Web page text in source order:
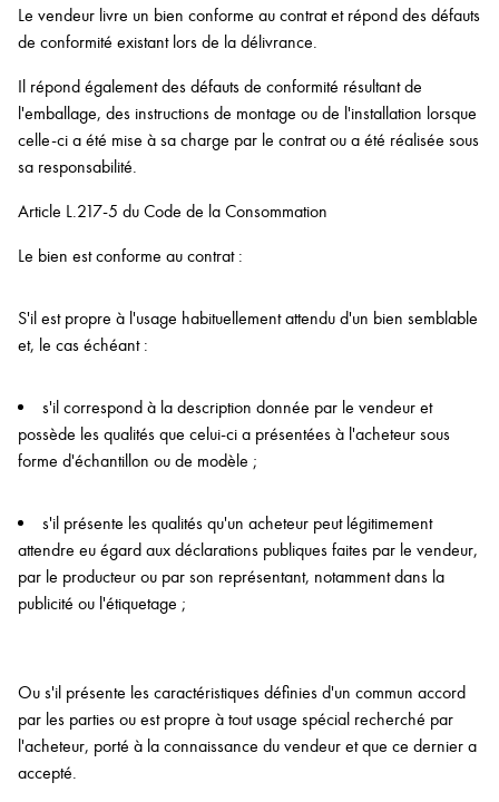
Le vendeur livre un bien conforme au contrat et répond des défauts
de conformité existant lors de la délivrance.
Il répond également des défauts de conformité résultant de
l'emballage, des instructions de montage ou de l'installation lorsque
celle-ci a été mise à sa charge par le contrat ou a été réalisée sous
sa responsabilité.
Article L.217-5 du Code de la Consommation
Le bien est conforme au contrat :
S'il est propre à l'usage habituellement attendu d'un bien semblable
et, le cas échéant :
s'il correspond à la description donnée par le vendeur et
possède les qualités que celui-ci a présentées à l'acheteur sous
forme d'échantillon ou de modèle ;
s'il présente les qualités qu'un acheteur peut légitimement
attendre eu égard aux déclarations publiques faites par le vendeur,
par le producteur ou par son représentant, notamment dans la
publicité ou l'étiquetage ;
Ou s'il présente les caractéristiques définies d'un commun accord
par les parties ou est propre à tout usage spécial recherché par
l'acheteur, porté à la connaissance du vendeur et que ce dernier a
accepté.